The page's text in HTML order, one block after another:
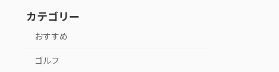
カテゴリー
おすすめ
ゴルフ